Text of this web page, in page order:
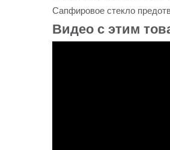
Сапфировое стекло
Видео с этим